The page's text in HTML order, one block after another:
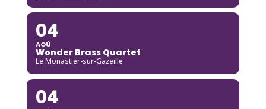
04
AOÛ
Wonder Brass Quartet
Le Monastier-sur-Gazeille
04